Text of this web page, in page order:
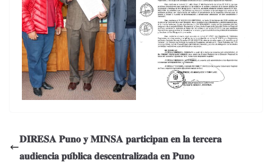
𝐃𝐈𝐑𝐄𝐒𝐀 𝐏𝐮𝐧𝐨 𝐲 𝐌𝐈𝐍𝐒𝐀 𝐩𝐚𝐫𝐭𝐢𝐜𝐢𝐩𝐚𝐧 𝐞𝐧 𝐥𝐚 𝐭𝐞𝐫𝐜𝐞𝐫𝐚
𝐚𝐮𝐝𝐢𝐞𝐧𝐜𝐢𝐚 𝐩𝐮́𝐛𝐥𝐢𝐜𝐚 𝐝𝐞𝐬𝐜𝐞𝐧𝐭𝐫𝐚𝐥𝐢𝐳𝐚𝐝𝐚 𝐞𝐧 𝐏𝐮𝐧𝐨